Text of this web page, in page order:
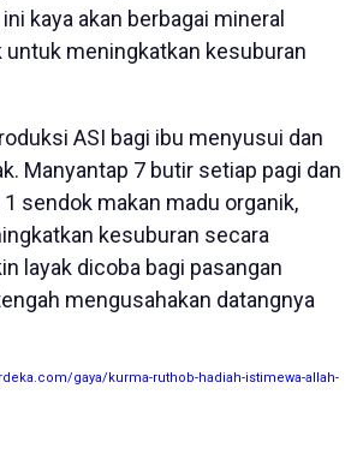
kaya akan berbagai mineral
untuk meningkatkan kesuburan
ASI bagi ibu menyusui dan
Manyantap 7 butir setiap pagi dan
sendok makan madu organik,
kesuburan secara
layak dicoba bagi pasangan
mengusahakan datangnya
gaya/kurma-ruthob-hadiah-istimewa-allah-